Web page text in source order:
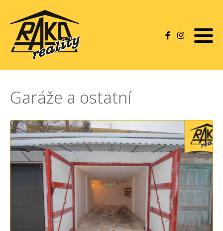
Garáže a ostatní
Byty
Pozemky
Komerční nemovitosti
Garáže a ostatní